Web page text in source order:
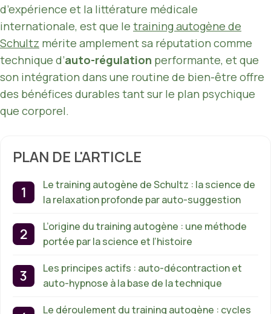
d’expérience et la littérature médicale
internationale, est que le training autogène de
Schultz mérite amplement sa réputation comme
technique d’auto-régulation performante, et que
son intégration dans une routine de bien-être offre
des bénéfices durables tant sur le plan psychique
que corporel.
PLAN DE L'ARTICLE
Le training autogène de Schultz : la science de
la relaxation profonde par auto-suggestion
L’origine du training autogène : une méthode
portée par la science et l’histoire
Les principes actifs : auto-décontraction et
auto-hypnose à la base de la technique
Le déroulement du training autogène : cycles